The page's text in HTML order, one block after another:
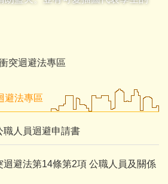
突迴避法專區
職人員迴避申請書
迴避法第14條第2項 公職人員及關係